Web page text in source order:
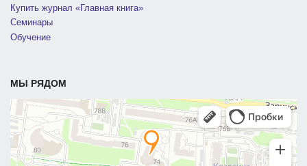
Купить журнал «Главная книга»
Семинары
Обучение
МЫ РЯДОМ